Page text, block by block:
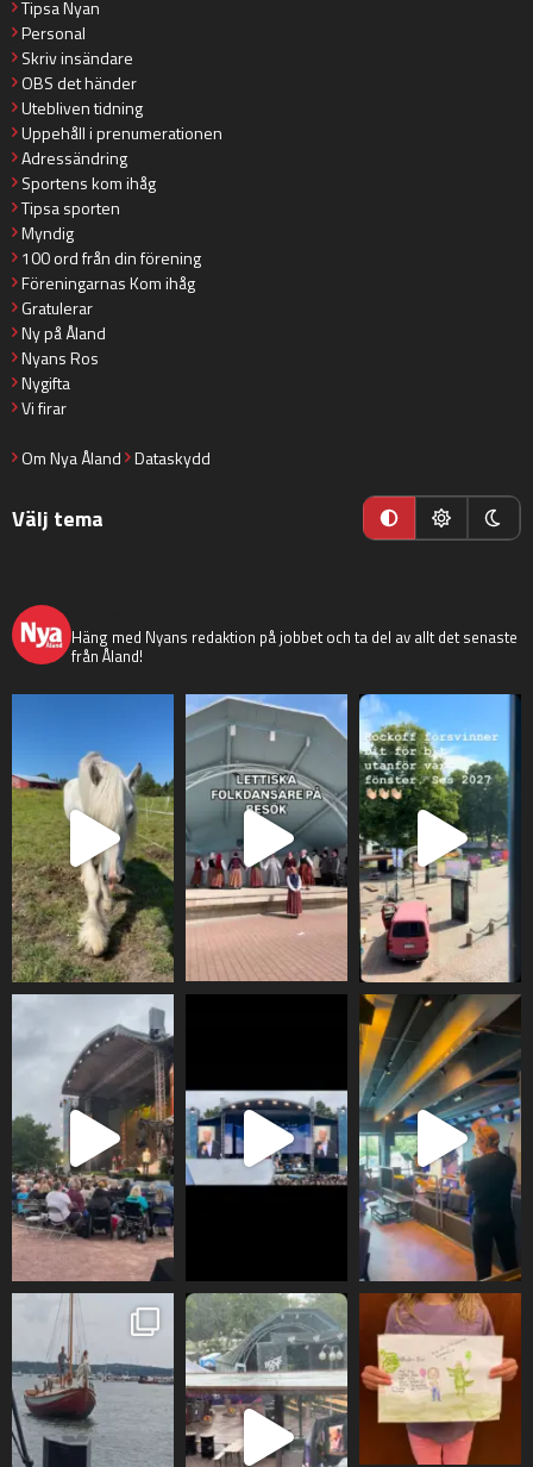
Tipsa Nyan
Personal
Skriv insändare
OBS det händer
Utebliven tidning
Uppehåll i prenumerationen
Adressändring
Sportens kom ihåg
Tipsa sporten
Myndig
100 ord från din förening
Föreningarnas Kom ihåg
Gratulerar
Ny på Åland
Nyans Ros
Nygifta
Vi firar
Om Nya Åland Dataskydd
Välj tema
Häng med Nyans redaktion på jobbet och ta del av allt det senaste
från Åland!